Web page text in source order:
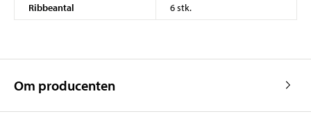
Ribbeantal
6 stk.
Om producenten